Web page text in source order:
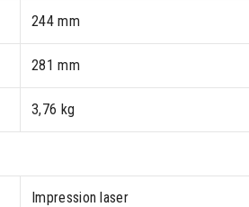
244 mm
281 mm
3,76 kg
Impression laser